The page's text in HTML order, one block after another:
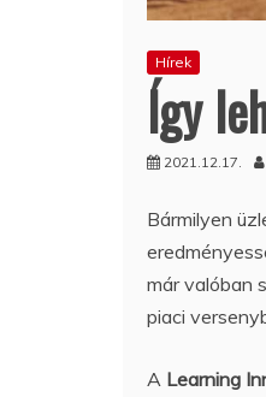
Hírek
Így
2021.12.17.
Bármilyen
már valóban
piaci
A Learning